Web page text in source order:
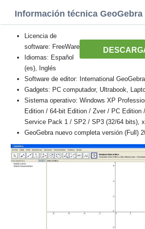
Información técnica GeoGebra
Licencia de
software: FreeWare
Idiomas: Español
(es), Inglés
Software de editor: International
Gadgets: PC computador, Ultrabook,
Sistema operativo: Windows XP
Edition / 64-bit Edition / Zver / PC Edition
Service Pack 1 / SP2 / SP3 (32/64 bits),
GeoGebra nuevo completa versión (Full)